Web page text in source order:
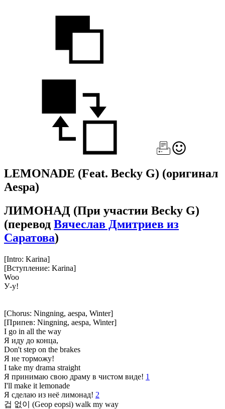
LEMONADE (Feat. Becky G) (оригинал
Aespa)
ЛИМОНАД (При участии Becky G)
(перевод Вячеслав Дмитриев из
Саратова)
[Intro: Karina]
[Вступление: Karina]
Woo
У-у!
[Chorus: Ningning, aespa, Winter]
[Припев: Ningning, aespa, Winter]
I go in all the way
Я иду до конца,
Don't step on the brakes
Я не торможу!
I take my drama straight
Я принимаю свою драму в чистом виде! 1
I'll make it lemonade
Я сделаю из неё лимонад! 2
겁 없이 (Geop eopsi) walk my way